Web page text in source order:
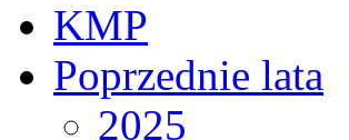
KMP
Poprzednie lata
2025